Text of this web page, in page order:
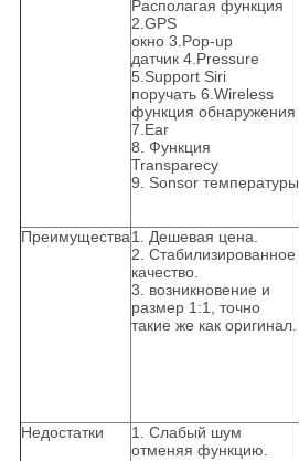
Располагая функция
2.GPS
окно 3.Pop-up
датчик 4.Pressure
5.Support Siri
поручать 6.Wireless
функция обнаружения
7.Ear
8. Функция
Transparecy
9. Sonsor температуры
Преимущества1. Дешевая цена.
2. Стабилизированное
качество.
3. возникновение и
размер 1:1, точно
такие же как оригинал.
Недостатки
1. Слабый шум
отменяя функцию.